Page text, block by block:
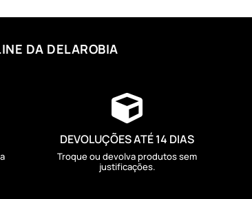
DA DELAROBIA

DEVOLUÇÕES ATÉ 14 DIAS
Troque ou devolva produtos sem
justificações.